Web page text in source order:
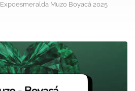
Expoesmeralda Muzo Boyacá 2025